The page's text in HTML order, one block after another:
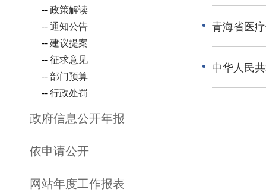
--政策解读
--通知公告
--建议提案
--征求意见
--部门预算
--行政处罚
政府信息公开年报
依申请公开
网站年度工作报表
青海省医
中华人民